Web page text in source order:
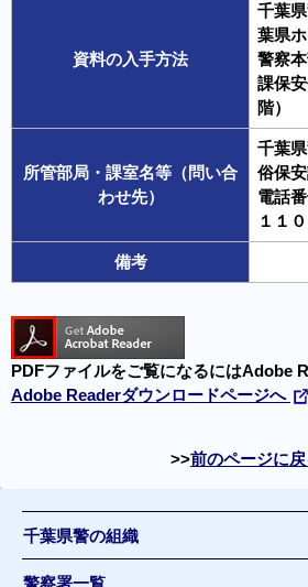
資料の入手方法
千葉
葉県
警察
課保
階）
所管部局・課室名等（問い合
わせ先）
千葉
俗保
電話
１１０
備考
PDFファイルをご覧になるにはAdobe
Adobe Readerダウンロードページへ
前のページに戻
千葉県警の組織
警察署一覧